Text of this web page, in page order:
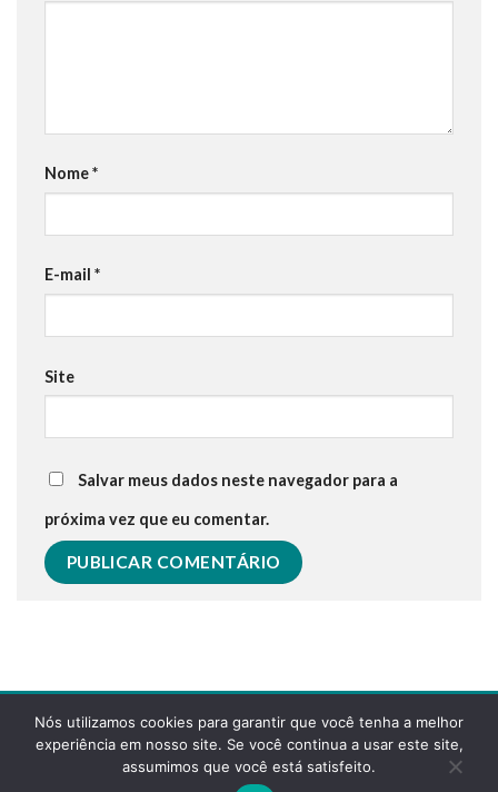
Nome*
E-mail *
Site
Salvar meus dados neste navegador para a
próxima vez que eu comentar.
POLÍTICA DE PRIVACIDADE FAQS
Nós utilizamos cookies para garantir que você tenha a melhor
experiência em nosso site. Se você continua a usar este site,
assumimos que você está satisfeito.